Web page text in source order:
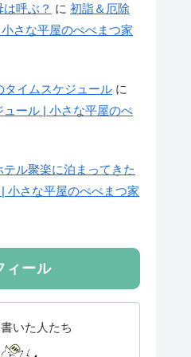
呼ぶ？ に 初詣＆厄除
さな平屋のぺぺまつ家
タイムスケジュール に
ュール | 小さな平屋のぺ
テル聚楽に泊まってきた
小さな平屋のぺぺまつ家
ィール
いた人たち